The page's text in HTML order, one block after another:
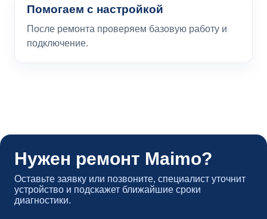
Помогаем с настройкой
После ремонта проверяем базовую работу и
подключение.
Нужен ремонт Maimo?
Оставьте заявку или позвоните, специалист уточнит
устройство и подскажет ближайшие сроки
диагностики.